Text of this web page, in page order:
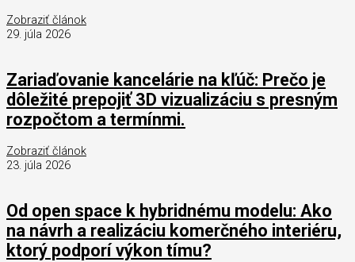
Zobraziť článok
29. júla 2026
Zariaďovanie kancelárie na kľúč: Prečo je
dôležité prepojiť 3D vizualizáciu s presným
rozpočtom a termínmi.
Zobraziť článok
23. júla 2026
Od open space k hybridnému modelu: Ako
na návrh a realizáciu komerčného interiéru,
ktorý podporí výkon tímu?